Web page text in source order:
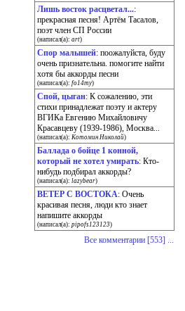
Лишь восток расцветал...:
прекрасная песня! Артём Тасалов,
поэт член СП России
(написал(а): art)
Спор малышей: поожалуйста, буду
очень признательна. помогите найти
хотя бы аккорды песни
(написал(а): fo14my)
Спой, цыган: К сожалению, эти
стихи принадлежат поэту и актеру
ВГИКа Евгению Михайловичу
Красавцеву (1939-1986), Москва...
(написал(а): Котомин Николай)
Баллада о бойце 1 конной,
который не хотел умирать: Кто-
нибудь подбирал аккорды?
(написал(а): lazybear)
ВЕТЕР С ВОСТОКА: Очень
красивая песня, люди кто знает
напишите аккорды
(написал(а): pipofs123123)
Все комментарии [553] ...